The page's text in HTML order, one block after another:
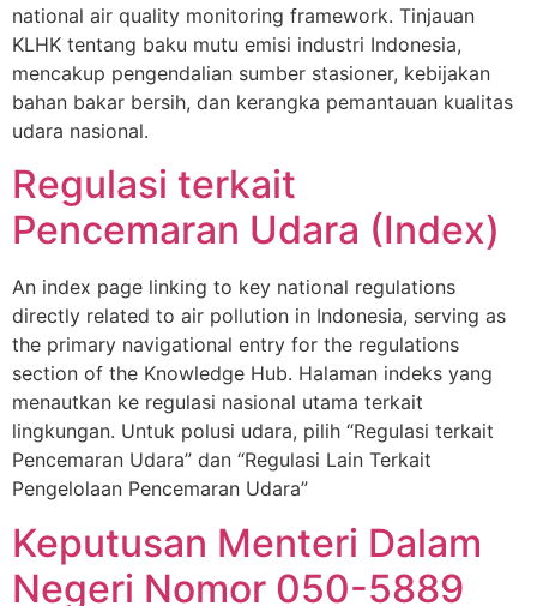
national air quality monitoring framework. Tinjauan
KLHK tentang baku mutu emisi industri Indonesia,
mencakup pengendalian sumber stasioner, kebijakan
bahan bakar bersih, dan kerangka pemantauan kualitas
udara nasional.
Regulasi terkait
Pencemaran Udara (Index)
An index page linking to key national regulations
directly related to air pollution in Indonesia, serving as
the primary navigational entry for the regulations
section of the Knowledge Hub. Halaman indeks yang
menautkan ke regulasi nasional utama terkait
lingkungan. Untuk polusi udara, pilih “Regulasi terkait
Pencemaran Udara” dan “Regulasi Lain Terkait
Pengelolaan Pencemaran Udara”
Keputusan Menteri Dalam
Negeri Nomor 050-5889